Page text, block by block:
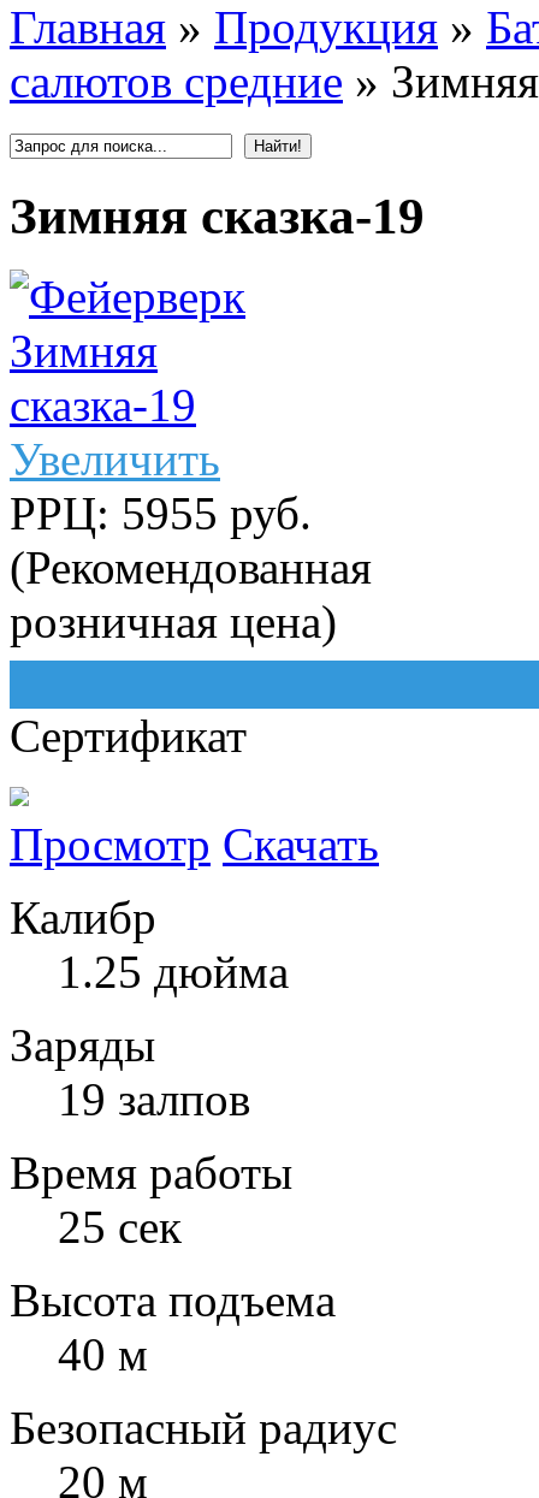
Главная » Продукция »
салютов средние »
Зимняя сказка-19
Увеличить
РРЦ: 5955 руб.
(Рекомендованная
розничная цена)
Сертификат
Просмотр Скачать
Калибр
1.25 дюйма
Заряды
19 залпов
Время работы
25 сек
Высота подъема
40 м
Безопасный радиус
20 м